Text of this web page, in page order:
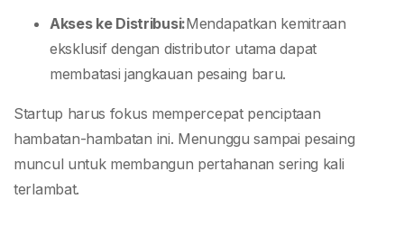
Akses ke Distribusi:Mendapatkan kemitraan
eksklusif dengan distributor utama dapat
membatasi jangkauan pesaing baru.
Startup harus fokus mempercepat penciptaan
hambatan-hambatan ini. Menunggu sampai pesaing
muncul untuk membangun pertahanan sering kali
terlambat.